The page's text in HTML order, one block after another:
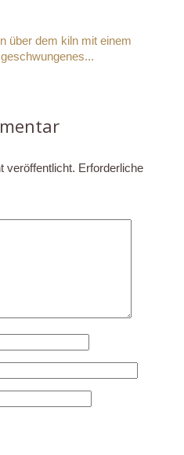
über dem kiln mit einem
veröffentlicht. Erforderliche